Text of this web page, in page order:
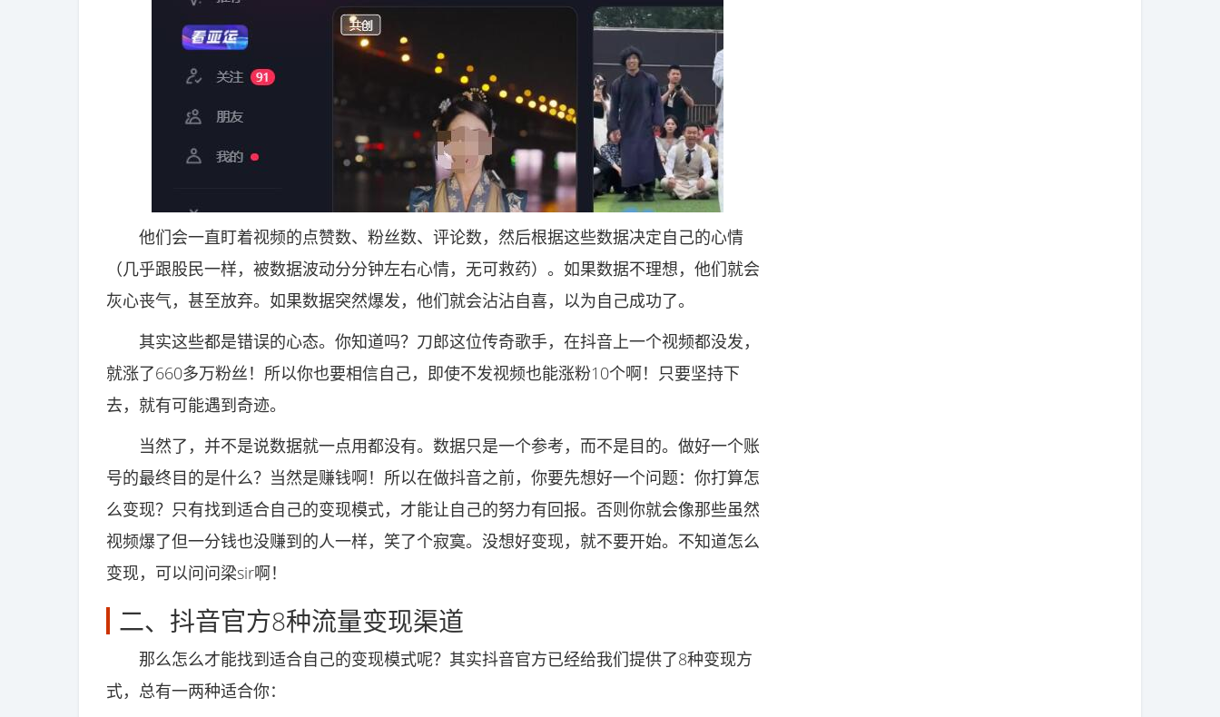
他们会一直盯着视频的点赞数、粉丝数、评论数，然后根据这些数据决定自己的心情
（几乎跟股民一样，被数据波动分分钟左右心情，无可救药）。如果数据不理想，他们就会
灰心丧气，甚至放弃。如果数据突然爆发，他们就会沾沾自喜，以为自己成功了。
其实这些都是错误的心态。你知道吗？刀郎这位传奇歌手，在抖音上一个视频都没发，
就涨了660多万粉丝！所以你也要相信自己，即使不发视频也能涨粉10个啊！只要坚持下
去，就有可能遇到奇迹。
当然了，并不是说数据就一点用都没有。数据只是一个参考，而不是目的。做好一个账
号的最终目的是什么？当然是赚钱啊！所以在做抖音之前，你要先想好一个问题：你打算怎
么变现？只有找到适合自己的变现模式，才能让自己的努力有回报。否则你就会像那些虽然
视频爆了但一分钱也没赚到的人一样，笑了个寂寞。没想好变现，就不要开始。不知道怎么
变现，可以问问梁sir啊！
二、抖音官方8种流量变现渠道
那么怎么才能找到适合自己的变现模式呢？其实抖音官方已经给我们提供了8种变现方
式，总有一两种适合你：